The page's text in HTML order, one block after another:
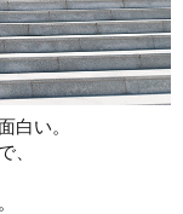
白い。
、